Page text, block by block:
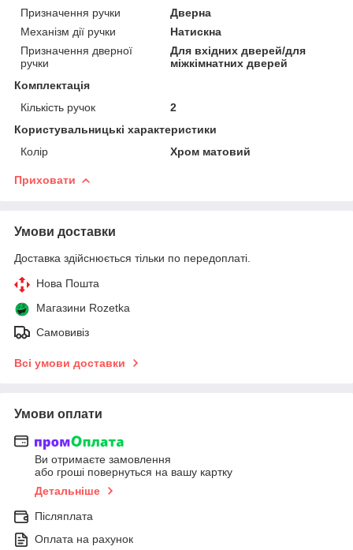
Призначення ручки
Дверна
Механізм дії ручки
Натискна
Призначення дверної
ручки
Для вхідних дверей/для
міжкімнатних дверей
Комплектація
Кількість ручок
2
Користувальницькі характеристики
Колір
Хром матовий
Приховати
Умови доставки
Доставка здійснюється тільки по передоплаті.
Нова Пошта
Магазини Rozetka
Самовивіз
Всі умови доставки
Умови оплати
Ви отримаєте замовлення
або гроші повернуться на вашу картку
Детальніше
Післяплата
Оплата на рахунок